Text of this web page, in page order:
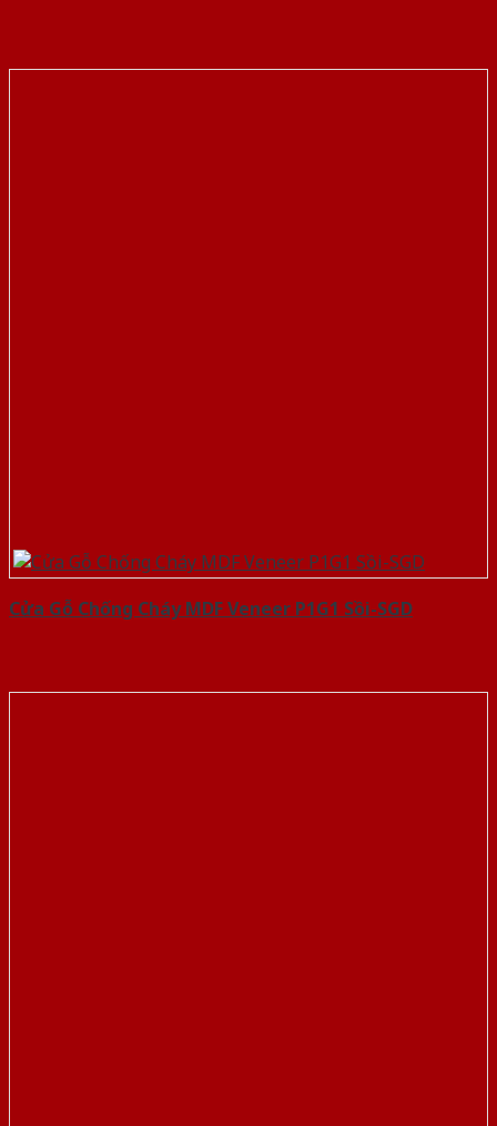
Cửa Gỗ Chống Cháy MDF Veneer P1G1 Sồi-SGD